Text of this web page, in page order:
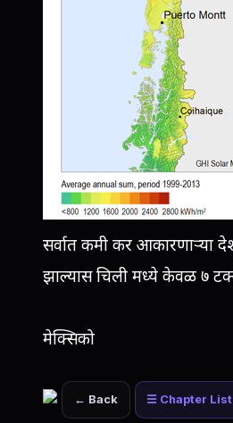
सर्वात कमी कर आकारणाऱ्या
झाल्यास चिली मध्ये केवळ ७
मेक्सिको
← Back ☰ Chapter List